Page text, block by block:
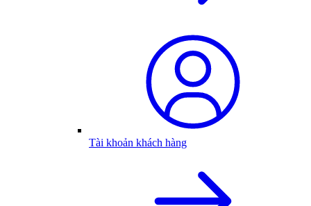
Tài khoản khách hàng